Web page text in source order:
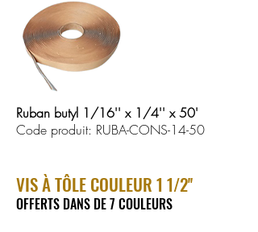
Ruban butyl 1/16'' x 1/4'' x 50'
Code produit: RUBA-CONS-14-50
VIS À TÔLE COULEUR 1 1/2''
OFFERTS DANS DE 7 COULEURS